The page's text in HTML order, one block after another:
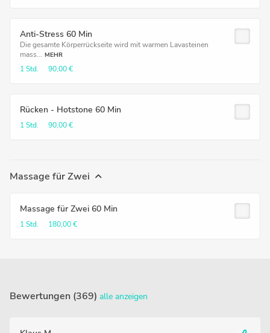
Anti-Stress 60 Min
Die gesamte Körperrückseite wird mit warmen Lavasteinen
mass... MEHR
1 Std. 90,00 €
Rücken - Hotstone 60 Min
1 Std. 90,00 €
Massage für Zwei
Massage für Zwei 60 Min
1 Std. 180,00 €
Bewertungen (369) alle anzeigen